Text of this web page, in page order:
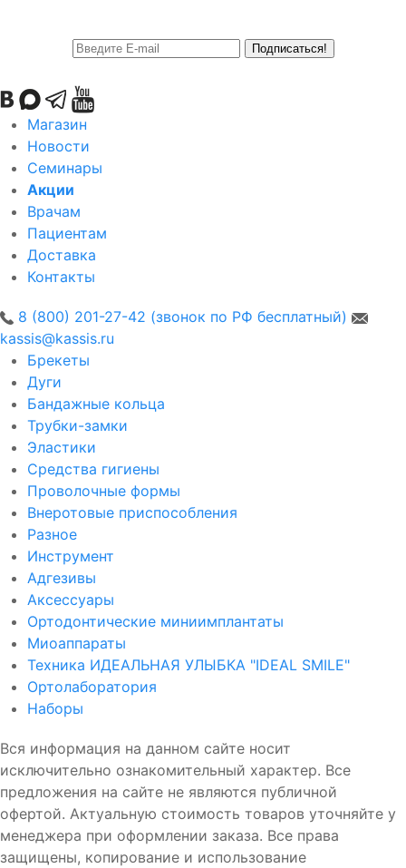
Подписаться!
Магазин
Новости
Семинары
Акции
Врачам
Пациентам
Доставка
Контакты
8 (800) 201-27-42 (звонок по РФ бесплатный)
kassis@kassis.ru
Брекеты
Дуги
Бандажные кольца
Трубки-замки
Эластики
Средства гигиены
Проволочные формы
Внеротовые приспособления
Разное
Инструмент
Адгезивы
Аксессуары
Ортодонтические миниимплантаты
Миоаппараты
Техника ИДЕАЛЬНАЯ УЛЫБКА "IDEAL SMILE"
Ортолаборатория
Наборы
Вся информация на данном сайте носит
исключительно ознакомительный характер. Все
предложения на сайте не являются публичной
офертой. Актуальную стоимость товаров уточняйте у
менеджера при оформлении заказа. Все права
защищены, копирование и использование